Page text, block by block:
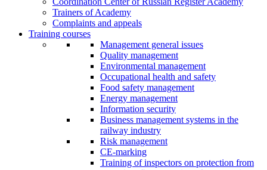
Trainers of Academy
Complaints and appeals
Training courses
Management general issues
Quality management
Environmental management
Occupational health and safety
Food safety management
Energy management
Information security
Business management systems in the
railway industry
Risk management
CE-marking
Training of inspectors on protection from